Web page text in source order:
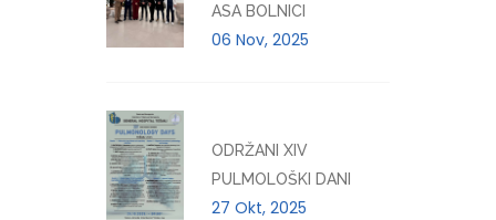
ASA BOLNICI
06 Nov, 2025
ODRŽANI XIV
PULMOLOŠKI DANI
27 Okt, 2025